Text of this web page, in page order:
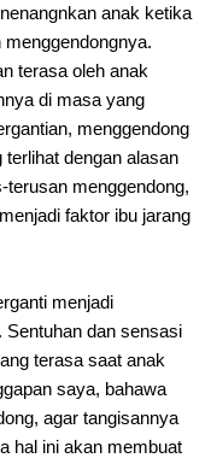
anak ketika
terasa oleh anak
di masa yang
menggendong
dengan alasan
terusan menggendong,
faktor ibu jarang
menjadi
Sentuhan dan sensasi
terasa saat anak
saya, bahawa
agar tangisannya
hal ini akan membuat